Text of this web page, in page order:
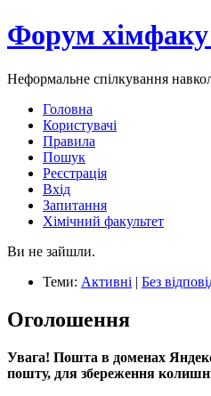
Форум
Неформальне спілкування
Головна
Користувачі
Правила
Пошук
Реєстрація
Вхід
Запитання
Хімічний факультет
Ви не зайшли.
Теми: Активні | Без
Оголошення
Увага! Пошта в доменах
пошту, для збереження